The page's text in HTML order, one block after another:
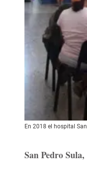
En 2018 el hospital
San Pedro